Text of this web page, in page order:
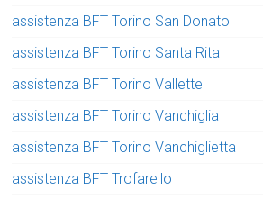
assistenza BFT Torino San Donato
assistenza BFT Torino Santa Rita
assistenza BFT Torino Vallette
assistenza BFT Torino Vanchiglia
assistenza BFT Torino Vanchiglietta
assistenza BFT Trofarello